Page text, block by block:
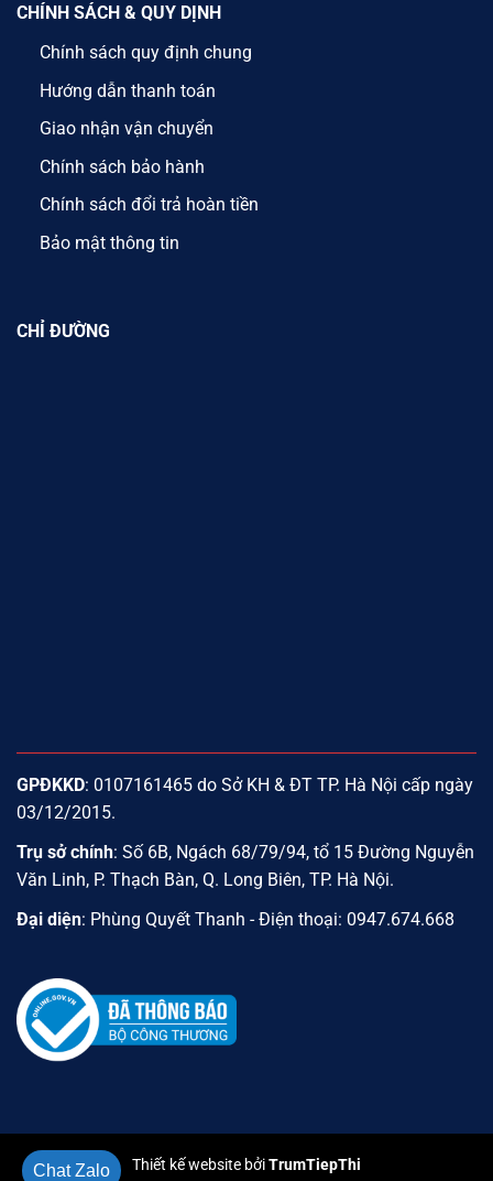
CHÍNH SÁCH & QUY DỊNH
Chính sách quy định chung
Hướng dẫn thanh toán
Giao nhận vận chuyển
Chính sách bảo hành
Chính sách đổi trả hoàn tiền
Bảo mật thông tin
CHỈ ĐƯỜNG
GPĐKKD: 0107161465 do Sở KH & ĐT TP. Hà Nội cấp ngày
03/12/2015.
Trụ sở chính: Số 6B, Ngách 68/79/94, tổ 15 Đường Nguyễn
Văn Linh, P. Thạch Bàn, Q. Long Biên, TP. Hà Nội.
Đại diện: Phùng Quyết Thanh - Điện thoại: 0947.674.668
Chat Zalo Thiết kế website bởiTrumTiepThi